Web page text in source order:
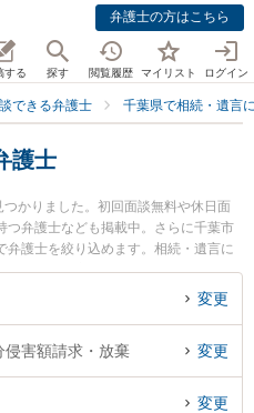
弁護士の方はこちら
する 探す 閲覧履歴 マイリスト ログイン
できる弁護士 千葉県で相続・遺言
護士
かりました。初回面談無料や休日面
つ弁護士なども掲載中。さらに千葉市
護士を絞り込めます。相続・遺言に
の相続、遺産分割等の細かな分野での
法律事務所の原 康樹弁護士やネクス
遺留分のトラブルを今すぐに弁護士に
実績豊富な近くの弁護士を検索した
できる千葉県内の弁護士に相談予約し
変更
侵害額請求・放棄 変更
変更